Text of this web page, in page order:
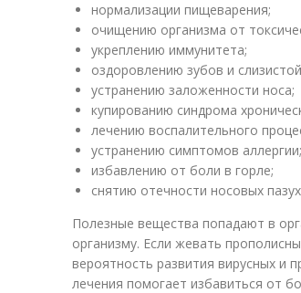
нормализации пищеварения;
очищению организма от
укреплению иммунитета;
оздоровлению зубов и
устранению заложенности носа;
купированию синдрома
лечению воспалительного
устранению симптомов аллергии;
избавлению от боли в горле;
снятию отечности носовых
Полезные вещества попадают в
организму. Если жевать
вероятность развития вирусных и
лечения помогает избавиться от